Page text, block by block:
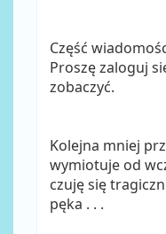
Część
Proszę zaloguj
zobaczyć.
Kolejna mniej
wymiotuje od
czuję się
pęka . . .